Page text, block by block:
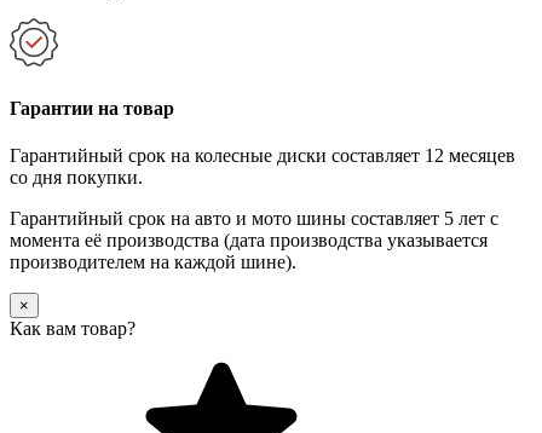
Гарантии на товар
Гарантийный срок на колесные диски составляет 12 месяцев
со дня покупки.
Гарантийный срок на авто и мото шины составляет 5 лет с
момента её производства (дата производства указывается
производителем на каждой шине).
×
Как вам товар?